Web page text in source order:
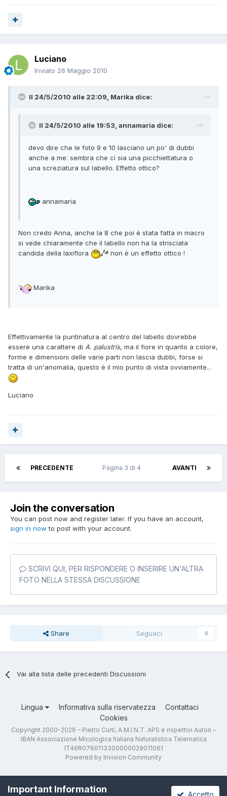
Luciano
Inviato 26 Maggio 2010
Il 24/5/2010 alle 22:09, Marika dice:
Il 24/5/2010 alle 19:53, annamaria dice:
devo dire che le foto 9 e 10 lasciano un po' di dubbi
anche a me: sembra che ci sia una picchiettatura o
una screziatura sul labello. Effetto ottico?
annamaria
Non credo Anna, anche la 8 che poi è stata fatta in macro
si vede chiaramente che il labello non ha la strisciata
candida della laxiflora
non è un effetto ottico !
Marika
Effettivamente la puntinatura al centro del labello dovrebbe
essere una carattere di A. palustris, ma il fiore in quanto a colore,
forme e dimensioni delle varie parti non lascia dubbi, forse si
tratta di un'anomalia, questo è il mio punto di vista ovviamente...
Luciano
PRECEDENTE AVANTI
Pagina 3 di 4
Join the conversation
You can post now and register later. If you have an account,
sign in now to post with your account.
SCRIVI QUI, PER RISPONDERE O INSERIRE UN'ALTRA
FOTO NELLA STESSA DISCUSSIONE
Share Seguaci 0
Vai alla lista delle precedenti Discussioni
Lingua Informativa sulla riservatezza
Contattaci
Cookies
Copyright 2000-2026 – Pietro Curti, A.M.I.N.T. APS e rispettivi Autori –
IBAN Associazione Micologica Italiana Naturalistica Telematica
IT46R0760113300000029011061
Powered by Invision Community
Important Information Accetto